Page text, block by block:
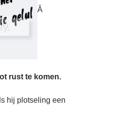
Â
rust te komen.
hij plotseling een